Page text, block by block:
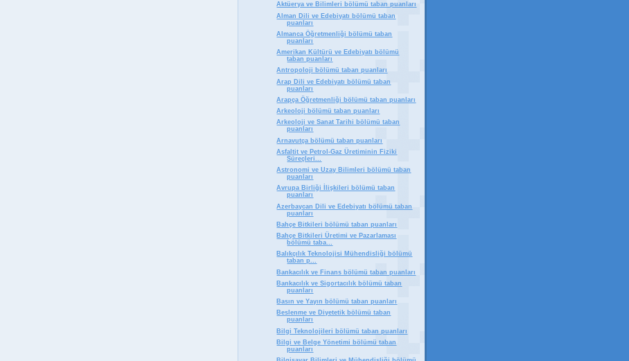
Aktüerya ve Bilimleri bölümü taban puanları
Alman Dili ve Edebiyatı bölümü taban
puanları
Almanca Öğretmenliği bölümü taban
puanları
Amerikan Kültürü ve Edebiyatı bölümü
taban puanları
Antropoloji bölümü taban puanları
Arap Dili ve Edebiyatı bölümü taban
puanları
Arapça Öğretmenliği bölümü taban puanları
Arkeoloji bölümü taban puanları
Arkeoloji ve Sanat Tarihi bölümü taban
puanları
Arnavutça bölümü taban puanları
Asfaltit ve Petrol-Gaz Üretiminin Fiziki
Süreçleri...
Astronomi ve Uzay Bilimleri bölümü taban
puanları
Avrupa Birliği İlişkileri bölümü taban
puanları
Azerbaycan Dili ve Edebiyatı bölümü taban
puanları
Bahçe Bitkileri bölümü taban puanları
Bahçe Bitkileri Üretimi ve Pazarlaması
bölümü taba...
Balıkçılık Teknolojisi Mühendisliği bölümü
taban p...
Bankacılık ve Finans bölümü taban puanları
Bankacılık ve Sigortacılık bölümü taban
puanları
Basın ve Yayın bölümü taban puanları
Beslenme ve Diyetetik bölümü taban
puanları
Bilgi Teknolojileri bölümü taban puanları
Bilgi ve Belge Yönetimi bölümü taban
puanları